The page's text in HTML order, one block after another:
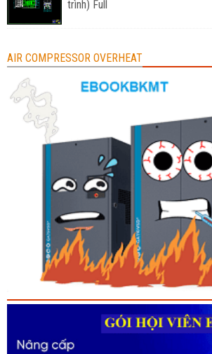
trình) Full
AIR COMPRESSOR OVERHEAT